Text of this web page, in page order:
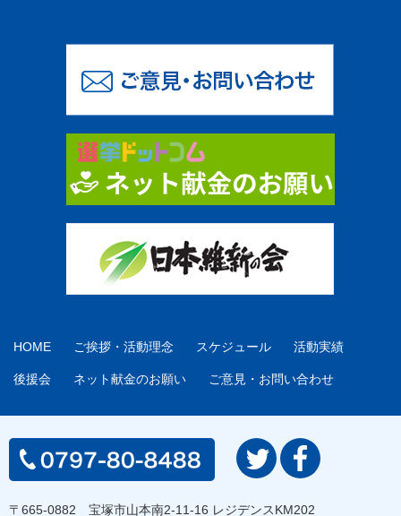
HOME ご挨拶・活動理念 スケジュール 活動実績
後援会 ネット献金のお願い ご意見・お問い合わせ
〒665-0882 宝塚市山本南2-11-16 レジデンスKM202